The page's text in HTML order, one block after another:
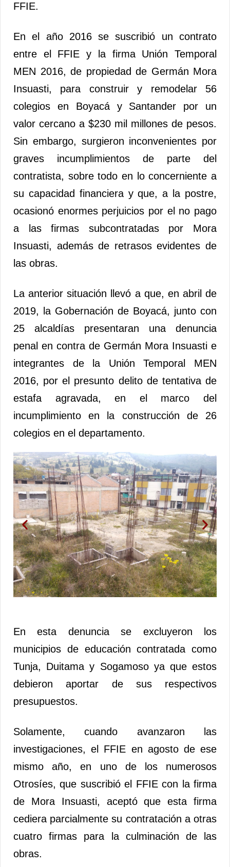
FFIE.
En el año 2016 se suscribió un contrato
entre el FFIE y la firma Unión Temporal
MEN 2016, de propiedad de Germán Mora
Insuasti, para construir y remodelar 56
colegios en Boyacá y Santander por un
valor cercano a $230 mil millones de pesos.
Sin embargo, surgieron inconvenientes por
graves incumplimientos de parte del
contratista, sobre todo en lo concerniente a
su capacidad financiera y que, a la postre,
ocasionó enormes perjuicios por el no pago
a las firmas subcontratadas por Mora
Insuasti, además de retrasos evidentes de
las obras.
La anterior situación llevó a que, en abril de
2019, la Gobernación de Boyacá, junto con
25 alcaldías presentaran una denuncia
penal en contra de Germán Mora Insuasti e
integrantes de la Unión Temporal MEN
2016, por el presunto delito de tentativa de
estafa agravada, en el marco del
incumplimiento en la construcción de 26
colegios en el departamento.
En esta denuncia se excluyeron los
municipios de educación contratada como
Tunja, Duitama y Sogamoso ya que estos
debieron aportar de sus respectivos
presupuestos.
Solamente, cuando avanzaron las
investigaciones, el FFIE en agosto de ese
mismo año, en uno de los numerosos
Otrosíes, que suscribió el FFIE con la firma
de Mora Insuasti, aceptó que esta firma
cediera parcialmente su contratación a otras
cuatro firmas para la culminación de las
obras.